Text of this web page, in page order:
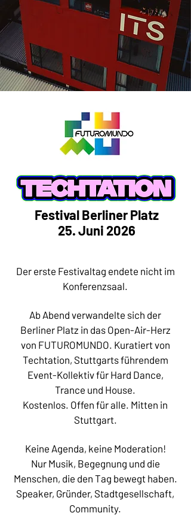
Festival Berliner Platz
25. Juni 2026
Der erste Festivaltag endete nicht im
Konferenzsaal.
Ab Abend verwandelte sich der
Berliner Platz in das Open-Air-Herz
von FUTUROMUNDO. Kuratiert von
Techtation, Stuttgarts führendem
Event-Kollektiv für Hard Dance,
Trance und House.
Kostenlos. Offen für alle. Mitten in
Stuttgart.
Keine Agenda, keine Moderation!
Nur Musik, Begegnung und die
Menschen, die den Tag bewegt haben.
Speaker, Gründer, Stadtgesellschaft,
Community.